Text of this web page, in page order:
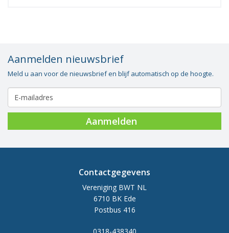
Aanmelden nieuwsbrief
Meld u aan voor de nieuwsbrief en blijf automatisch op de hoogte.
Aanmelden
Contactgegevens
Vereniging BWT NL
6710 BK Ede
Postbus 416
0318-438340